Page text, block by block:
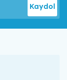
Kaydol